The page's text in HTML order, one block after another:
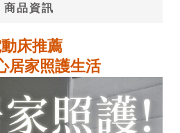
商品資訊
床推薦
居家照護生活